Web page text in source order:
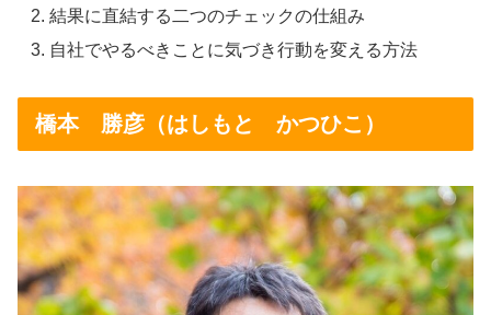
結果に直結する二つのチェックの仕組み
自社でやるべきことに気づき行動を変える方法
橋本 勝彦（はしもと かつひこ）